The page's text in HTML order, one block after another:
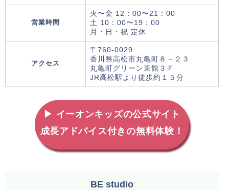
営業時間
火〜金 12：00〜21：00
土 10：00〜19：00
月・日・祝 定休
アクセス
〒760-0029
香川県高松市丸亀町８－２３
丸亀町グリーン東館３Ｆ
JR高松駅より徒歩約１５分
▶ イーオンキッズの公式サイト
成長アドバイス付きの無料体験！
BE studio